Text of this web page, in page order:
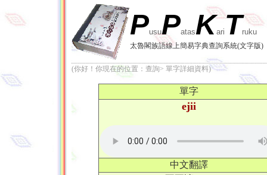
PusuPatasKariTruku
太魯閣族語線上簡易字典查詢系統(文字版)
(你好！你現在的位置：查詢> 單字詳細資料)
單字
ejii
中文翻譯